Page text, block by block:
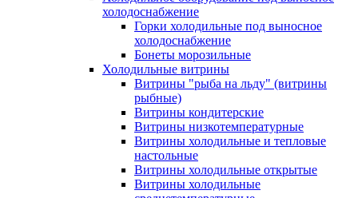
холодоснабжение
Горки холодильные под выносное
холодоснабжение
Бонеты морозильные
Холодильные витрины
Витрины "рыба на льду" (витрины
рыбные)
Витрины кондитерские
Витрины низкотемпературные
Витрины холодильные и тепловые
настольные
Витрины холодильные открытые
Витрины холодильные